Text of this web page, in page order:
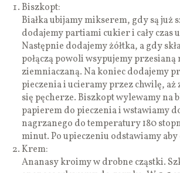
Biszkopt:
Białka ubijamy mikserem, gdy są już
dodajemy partiami cukier i cały czas
Następnie dodajemy żółtka, a gdy
połączą powoli wsypujemy przesianą
ziemniaczaną. Na koniec dodajemy
pieczenia i ucieramy przez chwilę, aż
się pęcherze. Biszkopt wylewamy na
papierem do pieczenia i wstawiamy
nagrzanego do temperatury 180
minut. Po upieczeniu odstawiamy aby
Krem:
Ananasy kroimy w drobne cząstki.